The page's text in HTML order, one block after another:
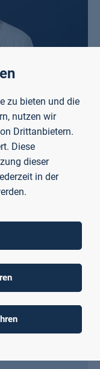
und Soziales
zu bieten und die
nutzen wir
Drittanbietern.
Diese
dieser
in der